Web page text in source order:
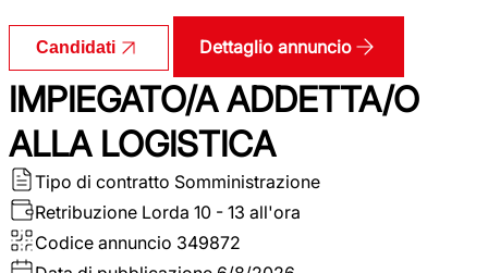
Candidati Dettaglio annuncio
IMPIEGATO/A ADDETTA/O
ALLA LOGISTICA
Tipo di contratto Somministrazione
Retribuzione Lorda 10 - 13 all'ora
Codice annuncio 349872